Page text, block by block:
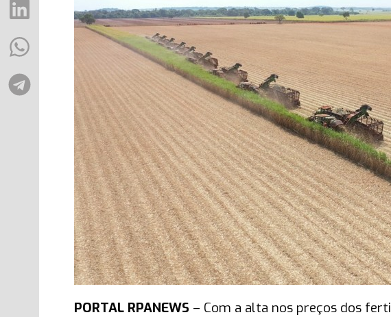
PORTAL RPANEWS – Com a alta nos preços dos